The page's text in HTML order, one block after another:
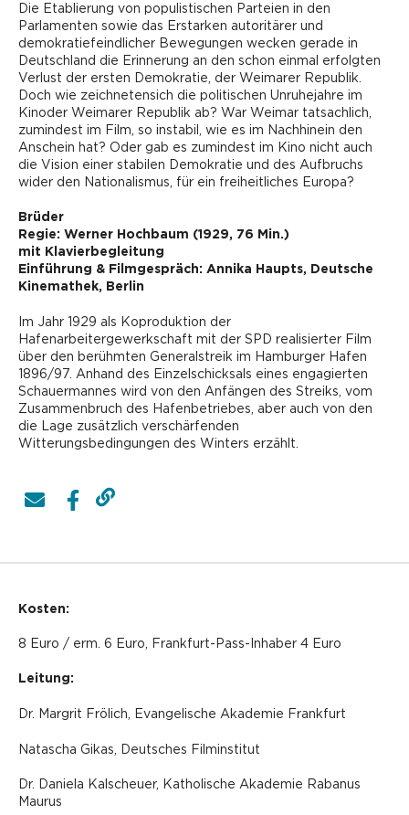
Die Etablierung von populistischen Parteien in den
Parlamenten sowie das Erstarken autoritärer und
demokratiefeindlicher Bewegungen wecken gerade in
Deutschland die Erinnerung an den schon einmal erfolgten
Verlust der ersten Demokratie, der Weimarer Republik.
Doch wie zeichnetensich die politischen Unruhejahre im
Kinoder Weimarer Republik ab? War Weimar tatsachlich,
zumindest im Film, so instabil, wie es im Nachhinein den
Anschein hat? Oder gab es zumindest im Kino nicht auch
die Vision einer stabilen Demokratie und des Aufbruchs
wider den Nationalismus, für ein freiheitliches Europa?
Brüder
Regie: Werner Hochbaum (1929, 76 Min.)
mit Klavierbegleitung
Einführung & Filmgespräch: Annika Haupts, Deutsche
Kinemathek, Berlin
Im Jahr 1929 als Koproduktion der
Hafenarbeitergewerkschaft mit der SPD realisierter Film
über den berühmten Generalstreik im Hamburger Hafen
1896/97. Anhand des Einzelschicksals eines engagierten
Schauermannes wird von den Anfängen des Streiks, vom
Zusammenbruch des Hafenbetriebes, aber auch von den
die Lage zusätzlich verschärfenden
Witterungsbedingungen des Winters erzählt.
Kosten:
8 Euro / erm. 6 Euro, Frankfurt-Pass-Inhaber 4 Euro
Leitung:
Dr. Margrit Frölich, Evangelische Akademie Frankfurt
Natascha Gikas, Deutsches Filminstitut
Dr. Daniela Kalscheuer, Katholische Akademie Rabanus
Maurus